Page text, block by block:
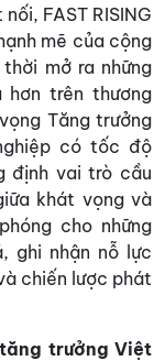
FAST RISING
mẽ của cộng
mở ra những
trên thương
Tăng trưởng
có tốc độ
định vai trò cầu
khát vọng và
cho những
ghi nhận nỗ lực
chiến lược phát
trưởng Việt